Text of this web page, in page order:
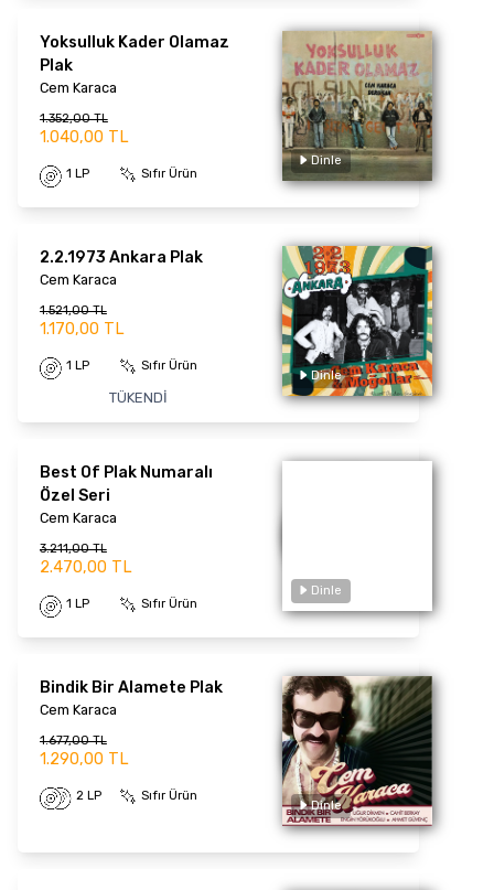
Dinle
Yoksulluk Kader Olamaz
Plak
Cem Karaca
1.352,00 TL
1.040,00 TL
1 LP Sıfır Ürün
Dinle
2.2.1973 Ankara Plak
Cem Karaca
1.521,00 TL
1.170,00 TL
1 LP Sıfır Ürün
TÜKENDİ
Best Of Plak Numaralı
Özel Seri
Cem Karaca
3.211,00 TL
2.470,00 TL
1 LP Sıfır Ürün
Bindik Bir Alamete Plak
Cem Karaca
1.677,00 TL
1.290,00 TL
2 LP Sıfır Ürün